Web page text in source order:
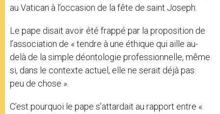
au Vatican à l’occasion de la fête de saint Joseph.
Le pape disait avoir été frappé par la proposition de
l’association de « tendre à une éthique qui aille au-
delà de la simple déontologie professionnelle, même
si, dans le contexte actuel, elle ne serait déjà pas
peu de chose ».
C’est pourquoi le pape s’attardait au rapport entre «